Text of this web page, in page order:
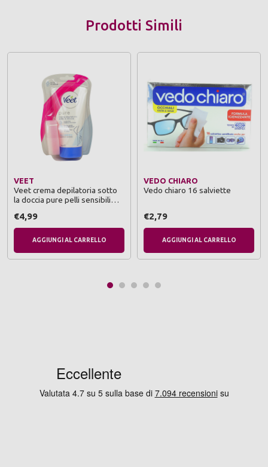
Prodotti Simili
VEET
Veet crema depilatoria sotto
la doccia pure pelli sensibili
€4,99
AGGIUNGI AL CARRELLO
VEDO CHIARO
Vedo chiaro 16 salviette
€2,79
AGGIUNGI AL CARRELLO